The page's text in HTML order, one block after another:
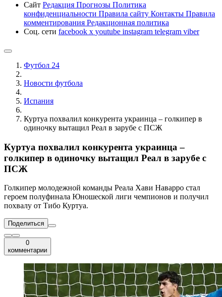
Сайт Редакция Прогнозы Политика
конфиденциальности Правила сайту Контакты Правила
комментирования Редакционная политика
Соц. сети facebook x youtube instagram telegram viber
Футбол 24
Новости футбола
Испания
Куртуа похвалил конкурента украинца – голкипер в
одиночку вытащил Реал в зарубе с ПСЖ
Куртуа похвалил конкурента украинца –
голкипер в одиночку вытащил Реал в зарубе с
ПСЖ
Голкипер молодежной команды Реала Хави Наварро стал
героем полуфинала Юношеской лиги чемпионов и получил
похвалу от Тибо Куртуа.
Поделиться
0
комментарии